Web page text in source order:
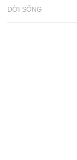
ĐỜI SỐNG